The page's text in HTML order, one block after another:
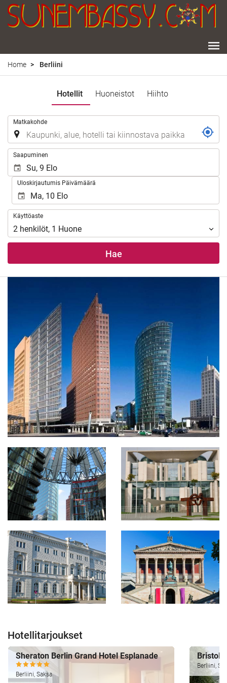
Home Berliini
Hotellit Huoneistot Hiihto
Matkakohde
Saapuminen
Uloskirjautumis Päivämäärä
Käyttöaste
Käyttöaste
2 henkilöt, 1 Huone
Hae
Hotellitarjoukset
Sheraton Berlin Grand Hotel Esplanade
Berliini, Saksa
Bristol
Berliini,